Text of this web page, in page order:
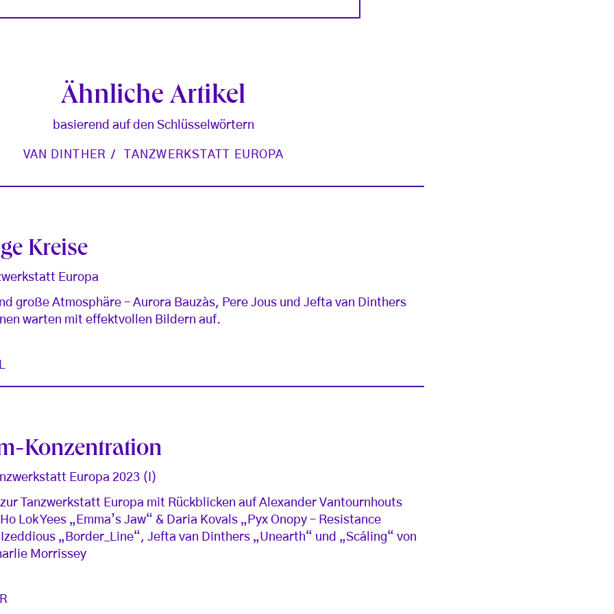
Ähnliche Artikel
basierend auf den Schlüsselwörtern
VAN DINTHER TANZWERKSTATT EUROPA
Kreise
Europa
große Atmosphäre – Aurora Bauzàs, Pere Jous und Jefta van Dinthers
warten mit effektvollen Bildern auf.
Konzentration
Europa 2023 (I)
Tanzwerkstatt Europa mit Rückblicken auf Alexander Vantournhouts
Lok Yees „Emma’s Jaw“ & Daria Kovals „Pyx Onopy – Resistance
„Border_Line“, Jefta van Dinthers „Unearth“ und „Scáling“ von
Morrissey